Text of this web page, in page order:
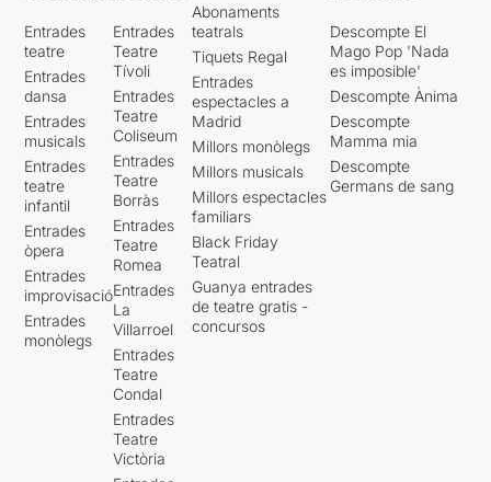
Entrades
teatre
Entrades
dansa
Entrades
musicals
Entrades
teatre
infantil
Entrades
òpera
Entrades
improvisació
Entrades
monòlegs
Entrades
Teatre
Tívoli
Entrades
Teatre
Coliseum
Entrades
Teatre
Borràs
Entrades
Teatre
Romea
Entrades
La
Villarroel
Entrades
Teatre
Condal
Entrades
Teatre
Victòria
Abonaments
teatrals
Tiquets Regal
Entrades
espectacles a
Madrid
Millors monòlegs
Millors musicals
Millors espectacles
familiars
Black Friday
Teatral
Guanya entrades
de teatre gratis -
concursos
Descompte El
Mago Pop 'Nada
es imposible'
Descompte Ànima
Descompte
Mamma mia
Descompte
Germans de sang